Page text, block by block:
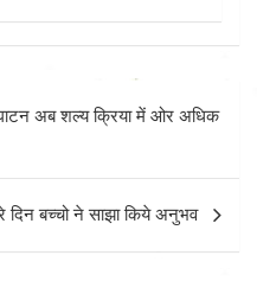
अब शल्य क्रिया में ओर अधिक
दिन बच्चो ने साझा किये अनुभव